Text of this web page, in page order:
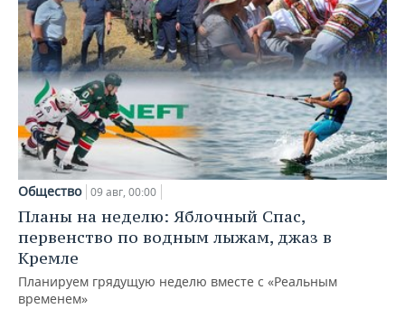
Общество 09 авг, 00:00
Планы на неделю: Яблочный Спас,
первенство по водным лыжам, джаз в
Кремле
Планируем грядущую неделю вместе с «Реальным
временем»